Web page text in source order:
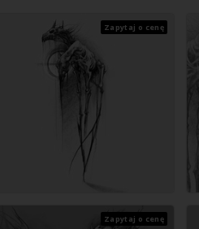
Zapytaj o cenę
Zapytaj o cenę